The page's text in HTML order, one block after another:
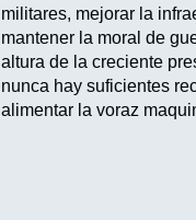
militares, mejorar la
mantener la moral de
altura de la creciente
nunca hay suficientes
alimentar la voraz